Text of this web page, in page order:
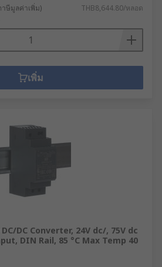
ษีมูลค่าเพิ่ม) THB8,644.80/หลอด
เพิ่ม
DC/DC Converter, 24V dc/, 75V dc
DIN Rail, 85 °C Max Temp 40